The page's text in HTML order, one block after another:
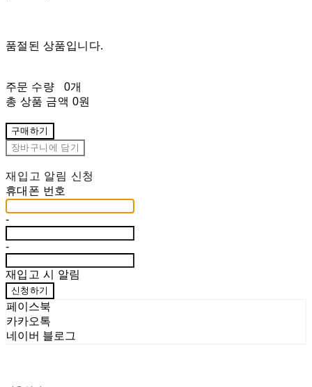
품절된 상품입니다.
주문 수량
0개
총 상품 금액 0원
구매하기
장바구니에 담기
재입고 알림 신청
휴대폰 번호
-
-
재입고 시 알림
신청하기
페이스북
카카오톡
네이버 블로그